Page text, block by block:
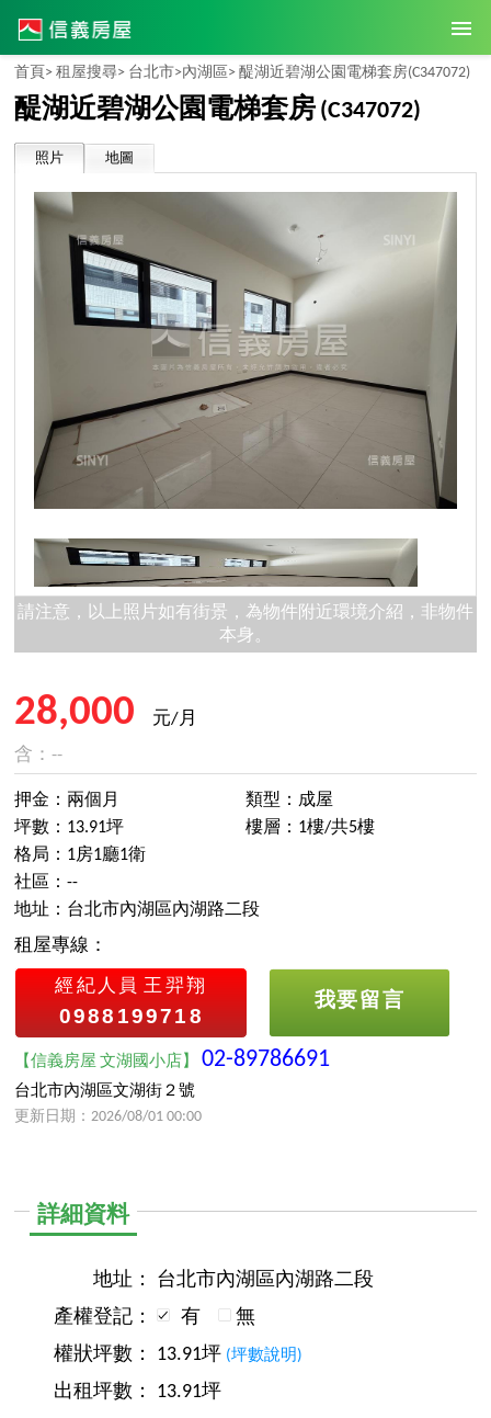
首頁> 租屋搜尋> 台北市>內湖區> 醍湖近碧湖公園電梯套房(C347072)
醍湖近碧湖公園電梯套房 (C347072)
照片 地圖
請注意，以上照片如有街景，為物件附近環境介紹，非物件
本身。
28,000
元/月
含：--
押金：兩個月
坪數：13.91坪
類型：成屋
樓層：1樓/共5樓
格局：1房1廳1衛
社區：--
地址：台北市內湖區內湖路二段
租屋專線：
經紀人員 王羿翔
0988199718
我要留言
【信義房屋 文湖國小店】02-89786691
台北市內湖區文湖街２號
更新日期：2026/08/01 00:00
詳細資料
地址：
台北市內湖區內湖路二段
產權登記：
有
無
權狀坪數：
13.91坪 (坪數說明)
出租坪數：
13.91坪